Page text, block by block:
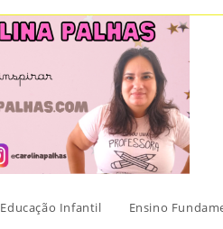
Educação Infantil Ensino